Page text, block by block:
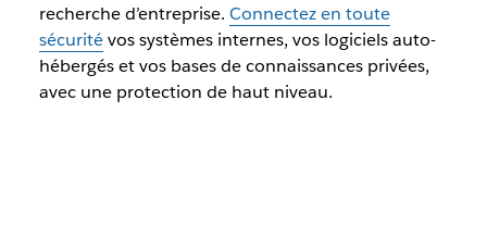
recherche d’entreprise. Connectez en toute
sécuritévos systèmes internes, vos logiciels auto-
hébergés et vos bases de connaissances privées,
avec une protection de haut niveau.